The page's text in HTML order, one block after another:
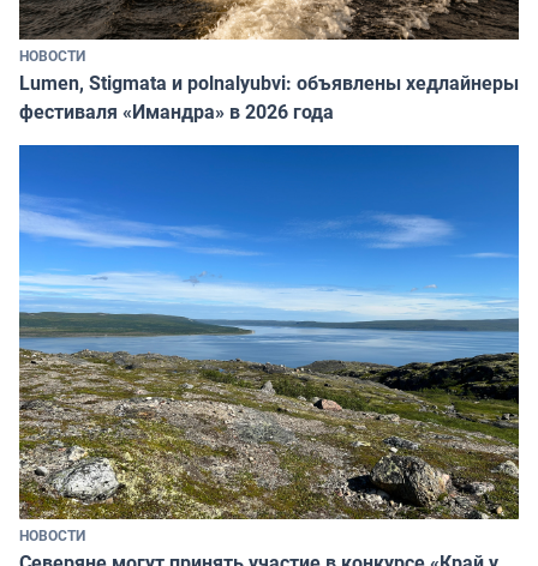
НОВОСТИ
Lumen, Stigmata и polnalyubvi: объявлены хедлайнеры
фестиваля «Имандра» в 2026 года
НОВОСТИ